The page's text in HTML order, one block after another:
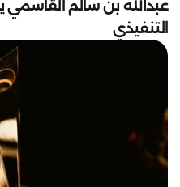
عبدالله بن سالم
التنفيذي